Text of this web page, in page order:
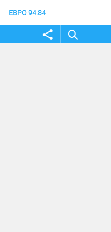
ЕВРО 94.84